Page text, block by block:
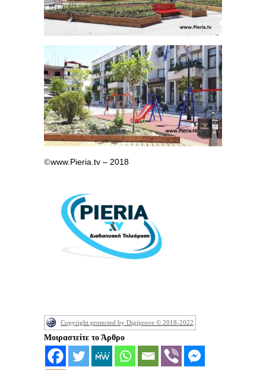
©www.Pieria.tv – 2018
Copyright protected by Digiprove © 2018-2022
Μοιραστείτε το Άρθρο